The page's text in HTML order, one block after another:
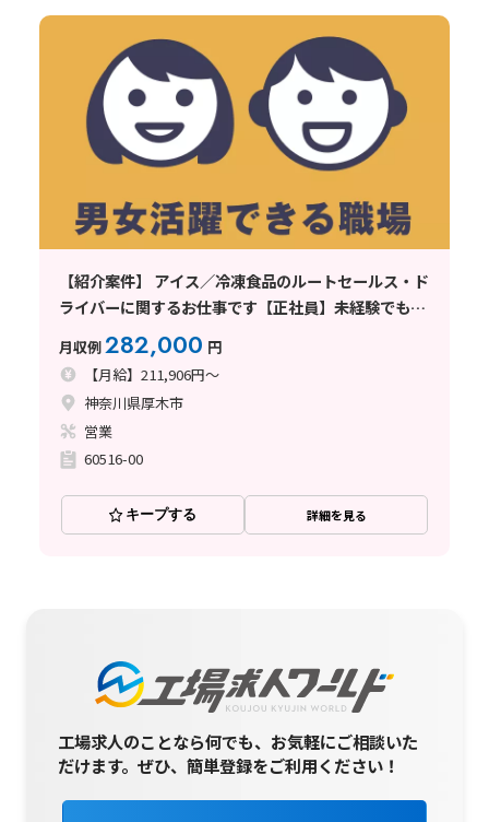
【紹介案件】 アイス／冷凍食品のルートセールス・ド
ライバーに関するお仕事です【正社員】未経験でも月
収28万円＋賞与で年収400万円以上を実現◎
月収例282,000 円
【月給】211,906円～
神奈川県厚木市
営業
60516-00
キープする 詳細を見る
工場求人のことなら何でも、お気軽にご相談いた
だけます。ぜひ、簡単登録をご利用ください！